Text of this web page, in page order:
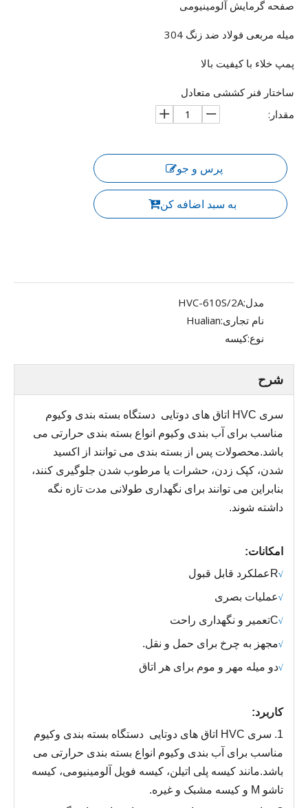
صفحه گرمایش آلومینیومی
میله مربعی فولاد ضد زنگ 304
پمپ خلاء با کیفیت بالا
ساختار فنر کششی متعادل
مقدار:
پرس و جو
به سبد اضافه کن
مدل:HVC-610S/2A
نام تجاری:Hualian
نوع:کیسه
شرح
سری HVC اتاق های دوتایی دستگاه بسته بندی وکیوم
مناسب برای آب بندی وکیوم انواع بسته بندی حرارتی می
باشد.محصولات پس از بسته بندی می توانند از اکسید
شدن، کپک زدن، حشرات یا مرطوب شدن جلوگیری کنند،
بنابراین می توانند برای نگهداری طولانی مدت تازه نگه
داشته شوند.
امکانات:
√
R عملکرد قابل قبول
√عملیات بصری
√
Cتعمیر و نگهداری راحت
√مجهز به چرخ برای حمل و نقل.
√دو میله مهر و موم برای هر اتاق
کاربرد:
1. سری HVC
اتاق های دوتایی دستگاه بسته بندی وکیوم
مناسب برای آب بندی وکیوم انواع بسته بندی حرارتی می
باشد.مانند کیسه پلی اتیلن، کیسه فویل آلومینیومی، کیسه
تاشو M و کیسه مشبک و غیره.